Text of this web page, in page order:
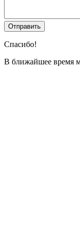
Спасибо!
В ближайшее время